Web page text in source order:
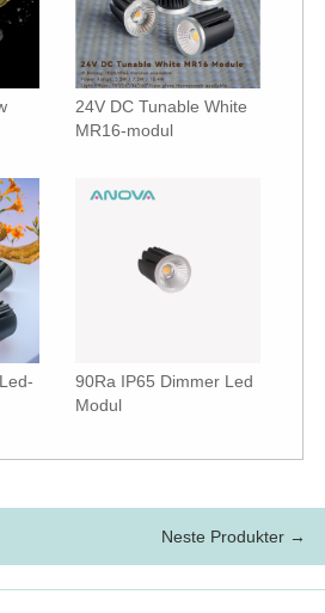
24V DC Tunable White
MR16-modul
90Ra IP65 Dimmer Led
Modul
Neste Produkter →